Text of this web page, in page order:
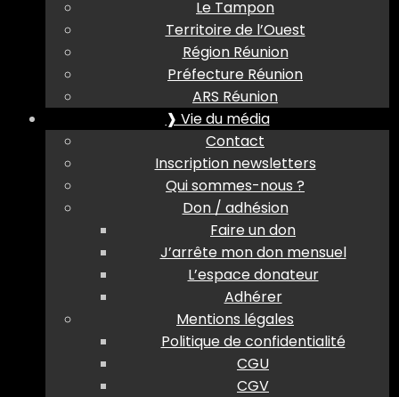
Le Tampon
Territoire de l’Ouest
Région Réunion
Préfecture Réunion
ARS Réunion
❱ Vie du média
Contact
Inscription newsletters
Qui sommes-nous ?
Don / adhésion
Faire un don
J’arrête mon don mensuel
L’espace donateur
Adhérer
Mentions légales
Politique de confidentialité
CGU
CGV